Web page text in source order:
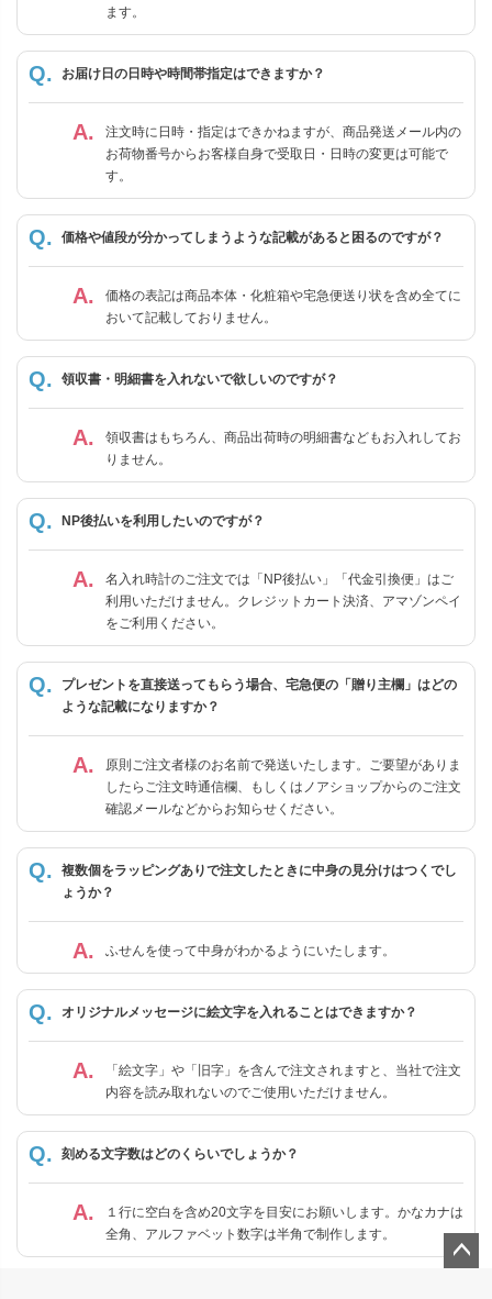
ます。
お届け日の日時や時間帯指定はできますか？
注文時に日時・指定はできかねますが、商品発送メール内の
お荷物番号からお客様自身で受取日・日時の変更は可能で
す。
価格や値段が分かってしまうような記載があると困るのですが？
価格の表記は商品本体・化粧箱や宅急便送り状を含め全てに
おいて記載しておりません。
領収書・明細書を入れないで欲しいのですが？
領収書はもちろん、商品出荷時の明細書などもお入れしてお
りません。
NP後払いを利用したいのですが？
名入れ時計のご注文では「NP後払い」「代金引換便」はご
利用いただけません。クレジットカート決済、アマゾンペイ
をご利用ください。
プレゼントを直接送ってもらう場合、宅急便の「贈り主欄」はどの
ような記載になりますか？
原則ご注文者様のお名前で発送いたします。ご要望がありま
したらご注文時通信欄、もしくはノアショップからのご注文
確認メールなどからお知らせください。
複数個をラッピングありで注文したときに中身の見分けはつくでし
ょうか？
ふせんを使って中身がわかるようにいたします。
オリジナルメッセージに絵文字を入れることはできますか？
「絵文字」や「旧字」を含んで注文されますと、当社で注文
内容を読み取れないのでご使用いただけません。
刻める文字数はどのくらいでしょうか？
１行に空白を含め20文字を目安にお願いします。かなカナは
全角、アルファベット数字は半角で制作します。